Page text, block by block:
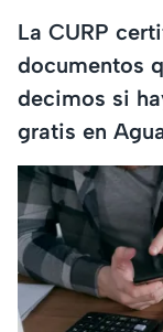
La CURP
documentos
decimos si
gratis en